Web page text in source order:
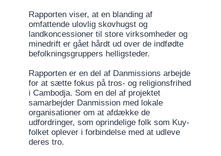
Rapporten viser, at en blanding af
omfattende ulovlig skovhugst og
landkoncessioner til store virksomheder og
minedrift er gået hårdt ud over de indfødte
befolkningsgruppers helligsteder.
Rapporten er en del af Danmissions arbejde
for at sætte fokus på tros- og religionsfrihed
i Cambodja. Som en del af projektet
samarbejder Danmission med lokale
organisationer om at afdække de
udfordringer, som oprindelige folk som Kuy-
folket oplever i forbindelse med at udleve
deres tro.